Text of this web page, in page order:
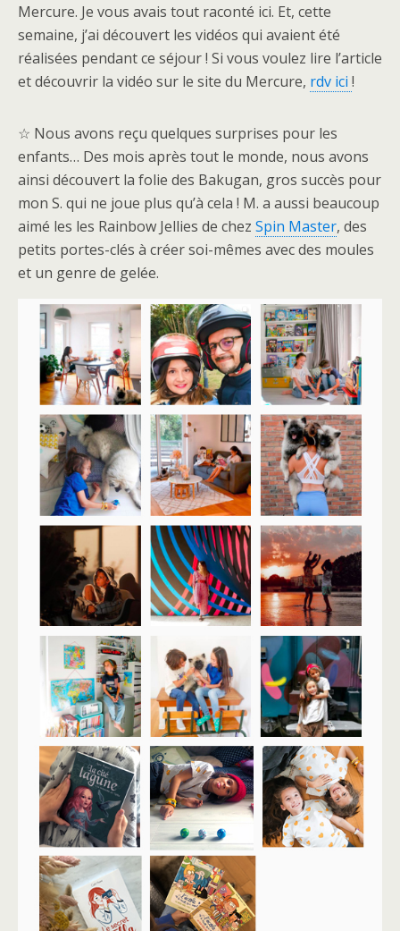
Mercure. Je vous avais tout raconté ici. Et, cette
semaine, j’ai découvert les vidéos qui avaient été
réalisées pendant ce séjour ! Si vous voulez lire l’article
et découvrir la vidéo sur le site du Mercure, rdv ici !
☆ Nous avons reçu quelques surprises pour les
enfants… Des mois après tout le monde, nous avons
ainsi découvert la folie des Bakugan, gros succès pour
mon S. qui ne joue plus qu’à cela ! M. a aussi beaucoup
aimé les les Rainbow Jellies de chez Spin Master, des
petits portes-clés à créer soi-mêmes avec des moules
et un genre de gelée.